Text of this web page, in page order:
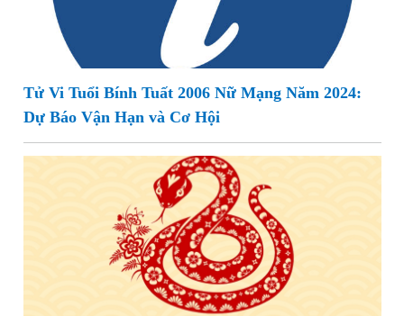
Tử Vi Tuổi Bính Tuất 2006 Nữ Mạng Năm 2024:
Dự Báo Vận Hạn và Cơ Hội